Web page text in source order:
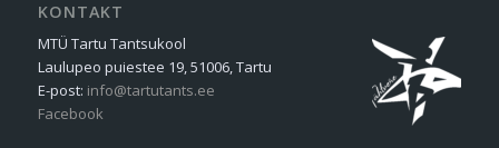
KONTAKT
MTÜ Tartu Tantsukool
Laulupeo puiestee 19, 51006, Tartu
E-post: info@tartutants.ee
Facebook